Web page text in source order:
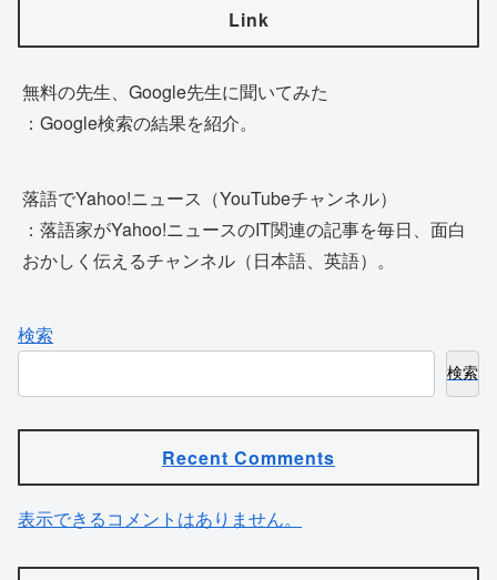
Link
無料の先生、Google先生に聞いてみた
：Google検索の結果を紹介。
落語でYahoo!ニュース（YouTubeチャンネル）
：落語家がYahoo!ニュースのIT関連の記事を毎日、面白
おかしく伝えるチャンネル（日本語、英語）。
検索
検索
Recent Comments
表示できるコメントはありません。